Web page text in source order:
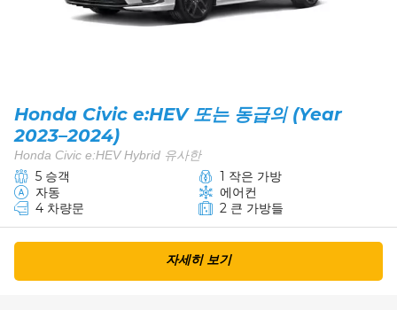
Honda Civic e:HEV 또는 동급의 (Year
2023–2024)
Honda Civic e:HEV Hybrid 유사한
5 승객
1 작은 가방
자동
에어컨
4 차량문
2 큰 가방들
자세히 보기